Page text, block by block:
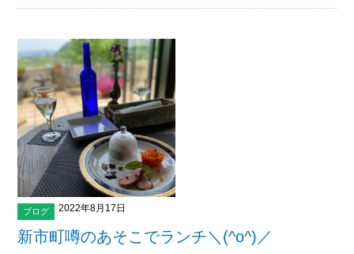
ブログ 2022年8月17日
新市町噂のあそこでランチ＼(^o^)／